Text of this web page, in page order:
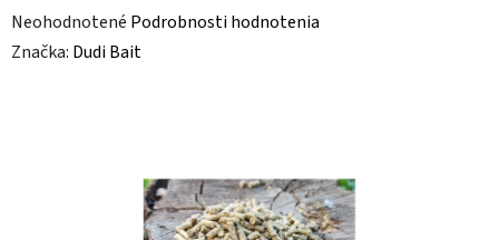
Priemerné
hodnotenie
Neohodnotené Podrobnosti hodnotenia
Značka: Dudi Bait